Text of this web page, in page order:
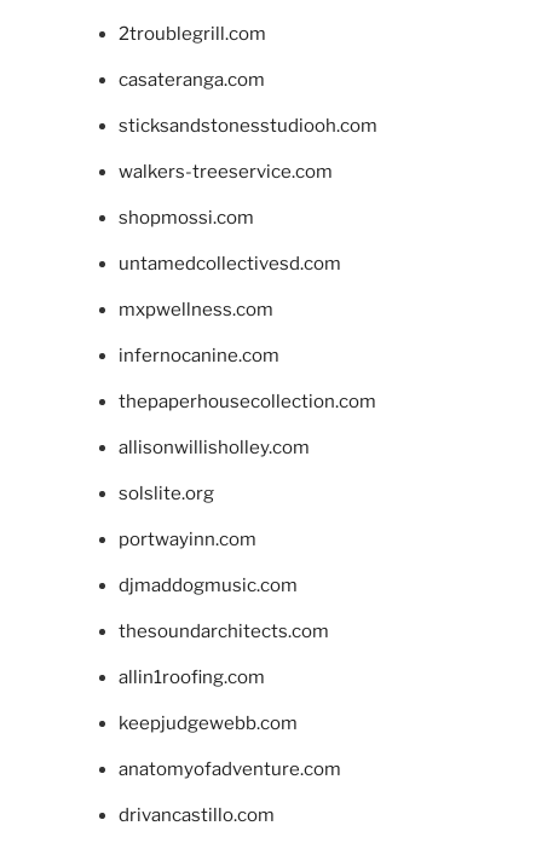
2troublegrill.com
casateranga.com
sticksandstonesstudiooh.com
walkers-treeservice.com
shopmossi.com
untamedcollectivesd.com
mxpwellness.com
infernocanine.com
thepaperhousecollection.com
allisonwillisholley.com
solslite.org
portwayinn.com
djmaddogmusic.com
thesoundarchitects.com
allin1roofing.com
keepjudgewebb.com
anatomyofadventure.com
drivancastillo.com